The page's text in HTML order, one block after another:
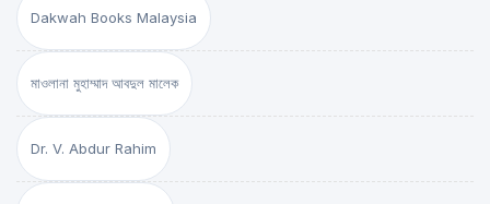
Dakwah Books Malaysia
মাওলানা মুহাম্মাদ আবদুল মালেক
Dr. V. Abdur Rahim